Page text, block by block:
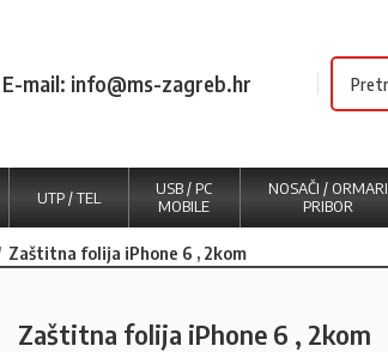
E-mail: info@ms-zagreb.hr
UTP / TEL
USB / PC
MOBILE
NOSAČI / ORMARI
PRIBOR
Zaštitna folija iPhone 6 , 2kom
Zaštitna folija iPhone 6 , 2kom